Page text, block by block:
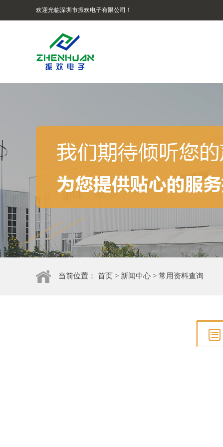
欢迎光临深圳市振欢电子有限公司！
当前位置： 首页 > 新闻中心 > 常用资料查询